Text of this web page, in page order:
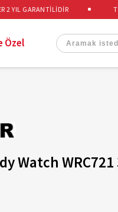
GARANTİLİDİR
Özel
Watch